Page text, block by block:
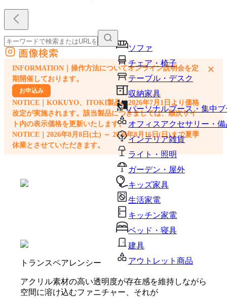
ソファ
チェア・椅子
テーブル・デスク
収納家具
パーソナルブース・集中
オフィスアクセサリー・備
インテリア雑貨
ライト・照明
ガーデン・屋外
キッズ家具
生活家電
キッチン家電
ベッド・寝具
建具
アウトレット商品
外部サイトの商品をカートに追加
他のサイトで見つけた商品ページのURLを貼り付けて、カートに追加できます
画像検索
INFORMATION｜操作方法についてオンライン説明会を定
期開催しております。
お申込み
NOTICE｜KOKUYO、ITOKI製品は2026年7月1日より価格
改定が実施されます。該当製品につきましては、順次サイ
ト内の表示価格を更新いたします。
NOTICE｜2026年8月8日(土) ～ 2026年8月16日(日)まで夏季
休業とさせていただきます。
×
トランスペアレンシー
アクリル素材の高い透明度が存在感を維持しながら
空間に溶け込むファニチャー、それが